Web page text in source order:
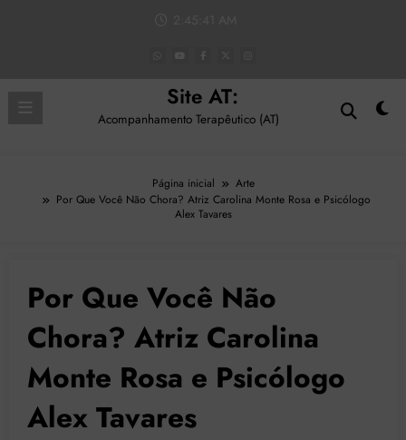
Site AT:
Acompanhamento Terapêutico (AT)
Página inicial
Arte
Por Que Você Não Chora? Atriz Carolina Monte Rosa e Psicólogo
Alex Tavares
Por Que Você Não
Chora? Atriz Carolina
Monte Rosa e Psicólogo
Alex Tavares